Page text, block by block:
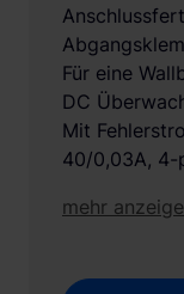
Für eine
DC
Mit
40/0,03A, 4-
mehr